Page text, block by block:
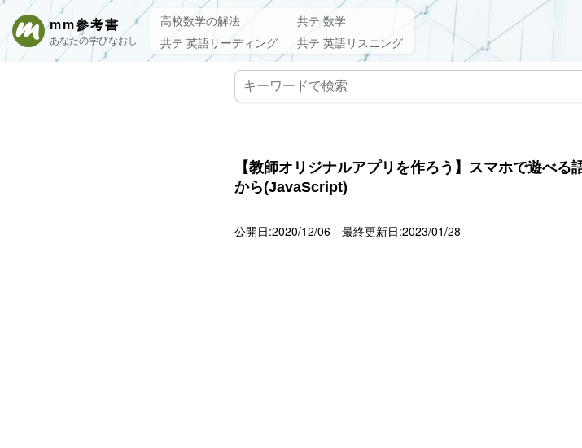
mm参考書
あなたの学びなおし
高校数学の解法
共テ 数学
共テ 英語リーディング
共テ 英語リスニング
【教師オリジナルアプリを作ろう】スマホで遊べ
から(JavaScript)
公開日:2020/12/06 最終更新日:2023/01/28